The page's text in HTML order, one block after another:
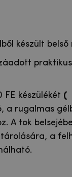
készült belső
praktikus
FE készülékét (
a rugalmas
A tok
tárolására, a